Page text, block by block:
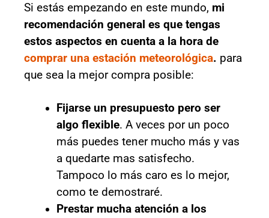
Si estás empezando en este mundo, mi
recomendación general es que tengas
estos aspectos en cuenta a la hora de
comprar una estación meteorológica. para
que sea la mejor compra posible:
Fijarse un presupuesto pero ser
algo flexible. A veces por un poco
más puedes tener mucho más y vas
a quedarte mas satisfecho.
Tampoco lo más caro es lo mejor,
como te demostraré.
Prestar mucha atención a los